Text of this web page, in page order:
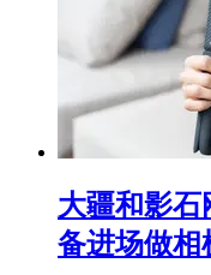
大疆和影石
备进场做相